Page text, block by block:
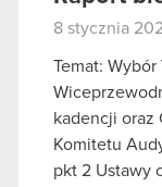
8 stycznia
Temat:
kadencji oraz
Komitetu
pkt 2 Ustawy